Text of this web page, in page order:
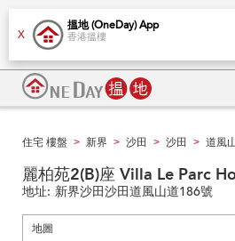
X
搵地 (OneDay) App
香港搵樓
住宅 樓盤 > 新界 > 沙田 > 沙田 > 道風
麗柏苑2(B)座 Villa Le Parc
地址: 新界沙田沙田道風山道186號
地圖